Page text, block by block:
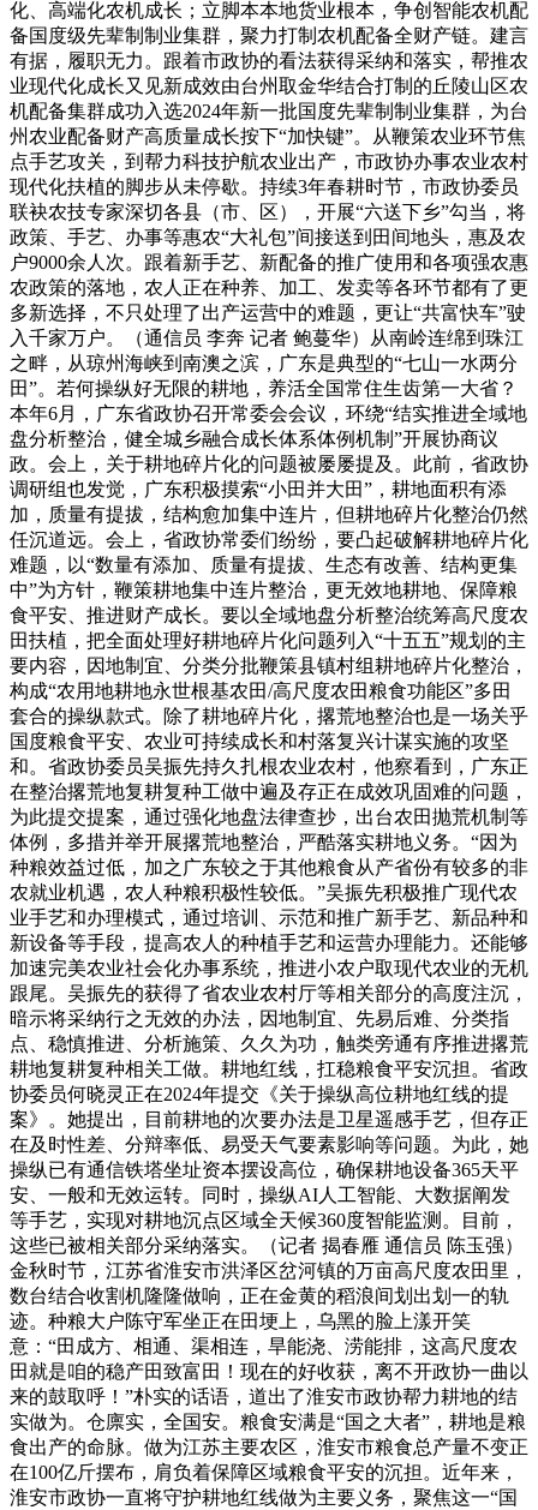
化、高端化农机成长；立脚本本地货业根本，争创智能农机配
备国度级先辈制制业集群，聚力打制农机配备全财产链。建言
有据，履职无力。跟着市政协的看法获得采纳和落实，帮推农
业现代化成长又见新成效由台州取金华结合打制的丘陵山区农
机配备集群成功入选2024年新一批国度先辈制制业集群，为台
州农业配备财产高质量成长按下“加快键”。从鞭策农业环节焦
点手艺攻关，到帮力科技护航农业出产，市政协办事农业农村
现代化扶植的脚步从未停歇。持续3年春耕时节，市政协委员
联袂农技专家深切各县（市、区），开展“六送下乡”勾当，将
政策、手艺、办事等惠农“大礼包”间接送到田间地头，惠及农
户9000余人次。跟着新手艺、新配备的推广使用和各项强农惠
农政策的落地，农人正在种养、加工、发卖等各环节都有了更
多新选择，不只处理了出产运营中的难题，更让“共富快车”驶
入千家万户。（通信员 李奔 记者 鲍蔓华）从南岭连绵到珠江
之畔，从琼州海峡到南澳之滨，广东是典型的“七山一水两分
田”。若何操纵好无限的耕地，养活全国常住生齿第一大省？
本年6月，广东省政协召开常委会会议，环绕“结实推进全域地
盘分析整治，健全城乡融合成长体系体例机制”开展协商议
政。会上，关于耕地碎片化的问题被屡屡提及。此前，省政协
调研组也发觉，广东积极摸索“小田并大田”，耕地面积有添
加，质量有提拔，结构愈加集中连片，但耕地碎片化整治仍然
任沉道远。会上，省政协常委们纷纷，要凸起破解耕地碎片化
难题，以“数量有添加、质量有提拔、生态有改善、结构更集
中”为方针，鞭策耕地集中连片整治，更无效地耕地、保障粮
食平安、推进财产成长。要以全域地盘分析整治统筹高尺度农
田扶植，把全面处理好耕地碎片化问题列入“十五五”规划的主
要内容，因地制宜、分类分批鞭策县镇村组耕地碎片化整治，
构成“农用地耕地永世根基农田/高尺度农田粮食功能区”多田
套合的操纵款式。除了耕地碎片化，撂荒地整治也是一场关乎
国度粮食平安、农业可持续成长和村落复兴计谋实施的攻坚
和。省政协委员吴振先持久扎根农业农村，他察看到，广东正
在整治撂荒地复耕复种工做中遍及存正在成效巩固难的问题，
为此提交提案，通过强化地盘法律查抄，出台农田抛荒机制等
体例，多措并举开展撂荒地整治，严酷落实耕地义务。“因为
种粮效益过低，加之广东较之于其他粮食从产省份有较多的非
农就业机遇，农人种粮积极性较低。”吴振先积极推广现代农
业手艺和办理模式，通过培训、示范和推广新手艺、新品种和
新设备等手段，提高农人的种植手艺和运营办理能力。还能够
加速完美农业社会化办事系统，推进小农户取现代农业的无机
跟尾。吴振先的获得了省农业农村厅等相关部分的高度注沉，
暗示将采纳行之无效的办法，因地制宜、先易后难、分类指
点、稳慎推进、分析施策、久久为功，触类旁通有序推进撂荒
耕地复耕复种相关工做。耕地红线，扛稳粮食平安沉担。省政
协委员何晓灵正在2024年提交《关于操纵高位耕地红线的提
案》。她提出，目前耕地的次要办法是卫星遥感手艺，但存正
在及时性差、分辩率低、易受天气要素影响等问题。为此，她
操纵已有通信铁塔坐址资本摆设高位，确保耕地设备365天平
安、一般和无效运转。同时，操纵AI人工智能、大数据阐发
等手艺，实现对耕地沉点区域全天候360度智能监测。目前，
这些已被相关部分采纳落实。（记者 揭春雁 通信员 陈玉强）
金秋时节，江苏省淮安市洪泽区岔河镇的万亩高尺度农田里，
数台结合收割机隆隆做响，正在金黄的稻浪间划出划一的轨
迹。种粮大户陈守军坐正在田埂上，乌黑的脸上漾开笑
意：“田成方、相通、渠相连，旱能浇、涝能排，这高尺度农
田就是咱的稳产田致富田！现在的好收获，离不开政协一曲以
来的鼓取呼！”朴实的话语，道出了淮安市政协帮力耕地的结
实做为。仓廪实，全国安。粮食安满是“国之大者”，耕地是粮
食出产的命脉。做为江苏主要农区，淮安市粮食总产量不变正
在100亿斤摆布，肩负着保障区域粮食平安的沉担。近年来，
淮安市政协一直将守护耕地红线做为主要义务，聚焦这一“国